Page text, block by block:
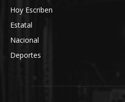
Hoy Escriben
Estatal
Nacional
Deportes